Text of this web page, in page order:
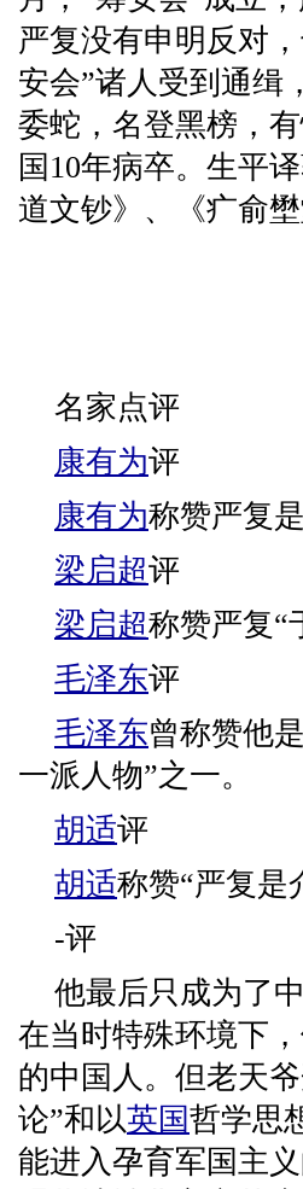
严复没有申明反对
安会”诸人受到通缉
委蛇，名登黑榜，
国10年病卒。生平
道文钞》、《疒俞壄
名家点评
康有为评
康有为称赞严复
梁启超评
梁启超称赞严复“
毛泽东评
毛泽东曾称赞他
一派人物”之一。
胡适评
胡适称赞“严复是
-评
他最后只成为了
在当时特殊环境下
的中国人。但老天
论”和以英国哲学思
能进入孕育军国主